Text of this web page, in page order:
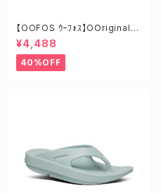
【OOFOS ｳｰﾌｫｽ】OOriginalｳｰ
ｵﾘｼﾞﾅﾙ MARS RED
¥4,488
40%OFF